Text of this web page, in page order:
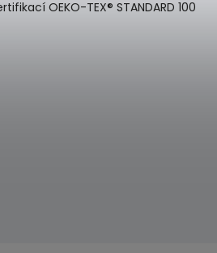
OEKO-TEX® STANDARD 100